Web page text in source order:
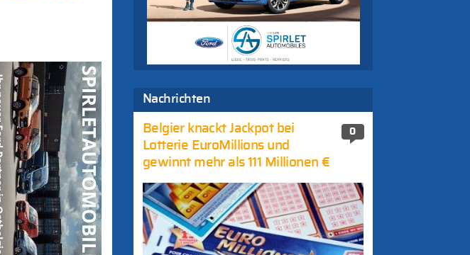
Nachrichten
0
Belgier knackt Jackpot bei
Lotterie EuroMillions und
gewinnt mehr als 111 Millionen €